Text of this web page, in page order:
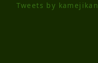
Tweets by kamejikan